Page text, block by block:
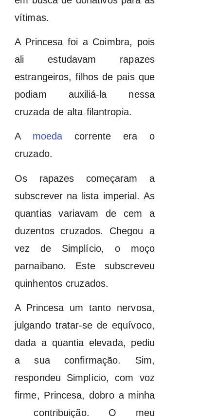
vítimas.
A Princesa foi a Coimbra, pois
ali estudavam rapazes
estrangeiros, filhos de pais que
podiam auxiliá-la nessa
cruzada de alta filantropia.
A moeda corrente era o
cruzado.
Os rapazes começaram a
subscrever na lista imperial. As
quantias variavam de cem a
duzentos cruzados. Chegou a
vez de Simplício, o moço
parnaibano. Este subscreveu
quinhentos cruzados.
A Princesa um tanto nervosa,
julgando tratar-se de equívoco,
dada a quantia elevada, pediu
a sua confirmação. Sim,
respondeu Simplício, com voz
firme, Princesa, dobro a minha
contribuição. O meu